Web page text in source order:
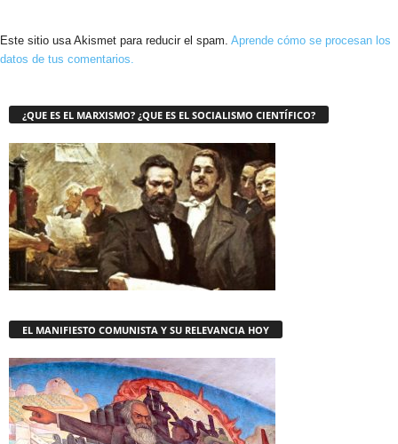
Este sitio usa Akismet para reducir el spam. Aprende cómo se procesan los
datos de tus comentarios.
¿QUE ES EL MARXISMO? ¿QUE ES EL SOCIALISMO CIENTÍFICO?
EL MANIFIESTO COMUNISTA Y SU RELEVANCIA HOY